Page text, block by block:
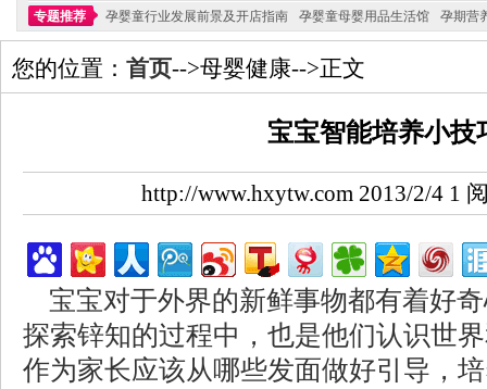
专题推荐
孕婴童行业发展前景及开店指南 孕婴童母婴用品生活馆 孕期营
您的位置： 首页-->母婴健康-->正文
宝宝智能培养小技
http://www.hxytw.com 2013/2/4 1
宝宝对于外界的新鲜事物都有着好
探索锌知的过程中，也是他们认识世
作为家长应该从哪些发面做好引导，